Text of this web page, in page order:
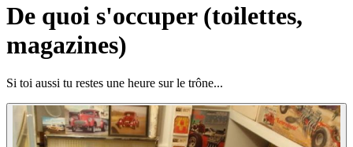
De quoi s'occuper (toilettes,
magazines)
Si toi aussi tu restes une heure sur le trône...